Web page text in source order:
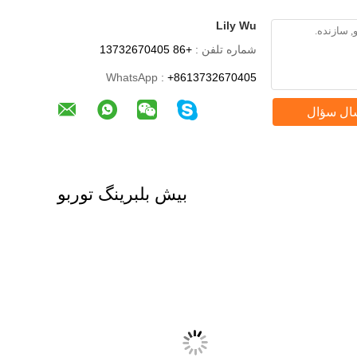
Lily Wu
شماره تلفن : +86 13732670405
WhatsApp : +8613732670405
سؤال
بیش بلبرینگ توربو